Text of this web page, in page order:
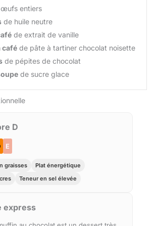
entiers
de huile neutre
de extrait de vanille
café de pâte à tartiner chocolat noisette
de pépites de chocolat
de sucre glace
D
E
graisses
Plat énergétique
Teneur en sel élevée
express